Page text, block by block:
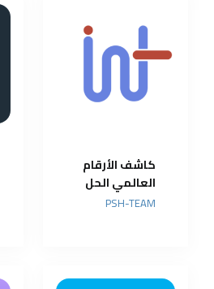
كاشف الأرقام
العالمي الحل
الذكي ضد
PSH-TEAM